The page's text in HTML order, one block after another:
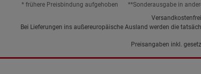
* frühere Preisbindung aufgehoben **Sonderausgabe in
Bei Lieferungen ins außereuropäische Ausland werden die
Preisangaben inkl.